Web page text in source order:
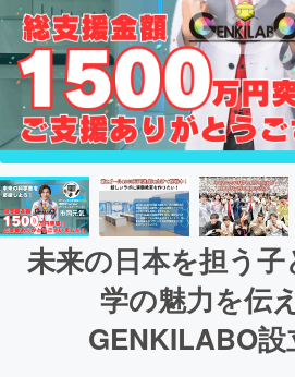
未来の日本を担う
学の魅力を伝
GENKILABO設